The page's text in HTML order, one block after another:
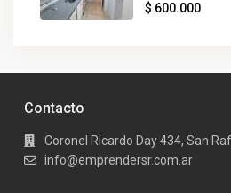
$ 600.000
Contacto
Coronel Ricardo Day 434, San
info@emprendersr.com.ar